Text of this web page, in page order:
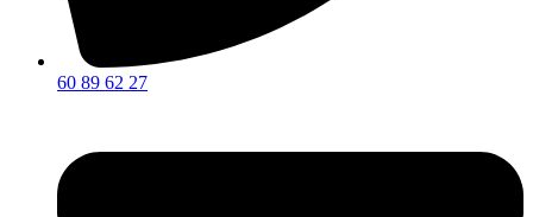
60 89 62 27